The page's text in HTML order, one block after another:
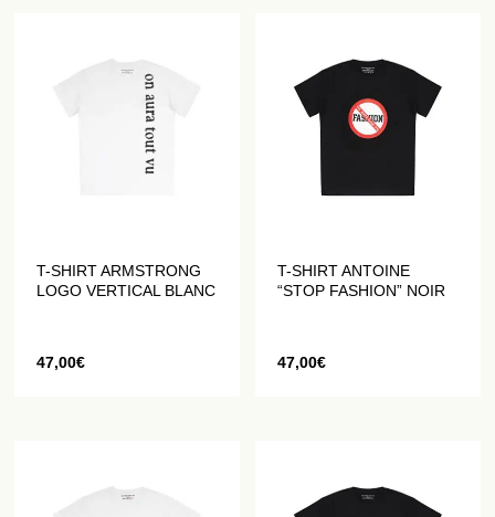
T-SHIRT ARMSTRONG
LOGO VERTICAL BLANC
47,00€
T-SHIRT ANTOINE
“STOP FASHION” NOIR
47,00€